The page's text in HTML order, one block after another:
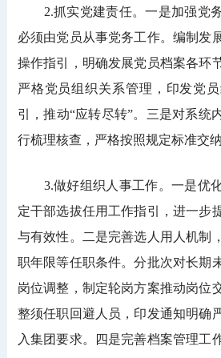
2.抓实党建责任。一是加强党务
必须由党员从事党务工作。编制发
操作指引，明确发展党员档案各环
严格党员组织关系管理，印发党
引，推动“应转尽转”。三是对系统
行梳理核查，严格按照规定标准交纳
3.做好组织人事工作。一是优化
定干部选拔任用工作指引，进一步
与有效性。二是完善选人用人机制
职年限等任职条件。分批次对长期
岗位调整，制定轮岗方案推动岗位
整须任职回避人员，印发通知明确
入集团要求。四是完善档案管理工